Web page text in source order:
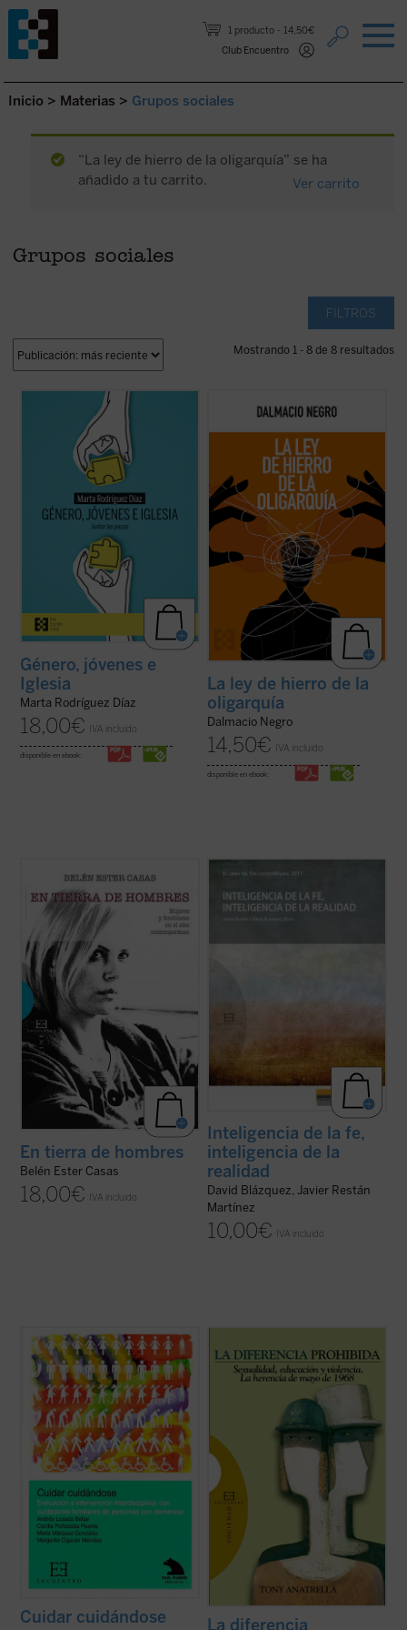
1 producto
14,50€
Club Encuentro
Saltar al contenido.
Inicio > Materias > Grupos sociales
“La ley de hierro de la oligarquía” se ha
añadido a tu carrito.
Ver carrito
Grupos sociales
FILTROS
Mostrando 1 - 8 de 8 resultados
Alrededor del género se ha abierto una
enorme brecha que separa a padres e
hijos, nietos y abuelos. No hay quien se
entienda y se escuche. En las familias es
motivo de disputa, los hijos no se sienten
acogidos y los padres se frustran ante
(ver ficha)
Género, jóvenes e
Iglesia
Marta Rodríguez Díaz
18,00€ IVA incluido
disponible en ebook:
Este ensayo, en el que se combina un
interesante recorrido de la historia de la
interpretación de la realidad actual, nos
ayuda a recuperar un modo realista de ver
el fenómeno político, muy pegado a los
hechos ...
(ver ficha)
La ley de hierro de la
oligarquía
Dalmacio Negro
14,50€ IVA incluido
disponible en ebook:
¿Cómo ha cambiado, desde los
revolucionarios 60, el personaje femenino
en el cine?
En tierra de hombres. Mujeres y feminismo
en el cine contemporáneo
análisis profundo y sin prejuicios de las
claves de la «nueva ...(ver ficha)
En tierra de hombres
Belén Ester Casas
18,00€ IVA incluido
El EncuentroMadrid se ha convertido a lo
la experiencia cristiana, en ámbito de
encuentro entre hombres y mujeres
fe, ...(ver ficha)
Inteligencia de la fe,
inteligencia de la
realidad
David Blázquez, Javier Restán
Martínez
10,00€ IVA incluido
Si no fuese por los cuidadores informales,
que dedican una importante parte de su
vida a atender a sus familiares, con una
media de 70 horas a la semana para esta
tarea, la mayoría de los enfermos con
demencia no serían capaces de sobrevivir,
dado ... (ver ficha)
Cuidar cuidándose
sociedad reivindicó para sus miembros el
derecho a la diferencia: diferencia de
gustos, de culturas y de valores, diferencia
de opciones de vida, de formas de amar, de
modelos de familia... Nunca, sin embargo, el
La diferencia